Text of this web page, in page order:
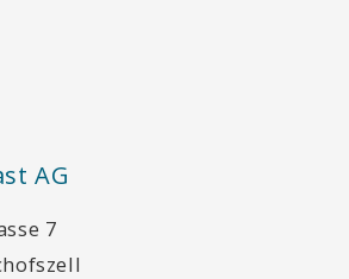
AG
7